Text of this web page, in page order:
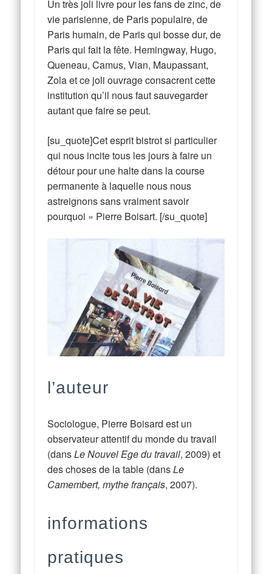
Un très joli livre pour les fans de zinc, de
vie parisienne, de Paris populaire, de
Paris humain, de Paris qui bosse dur, de
Paris qui fait la fête. Hemingway, Hugo,
Queneau, Camus, Vian, Maupassant,
Zola et ce joli ouvrage consacrent cette
institution qu’il nous faut sauvegarder
autant que faire se peut.
[su_quote]Cet esprit bistrot si particulier
qui nous incite tous les jours à faire un
détour pour une halte dans la course
permanente à laquelle nous nous
astreignons sans vraiment savoir
pourquoi » Pierre Boisart. [/su_quote]
l’auteur
Sociologue, Pierre Boisard est un
observateur attentif du monde du travail
(dansLe Nouvel Ege du travail, 2009) et
des choses de la table (dansLe
Camembert, mythe français, 2007).
informations
pratiques